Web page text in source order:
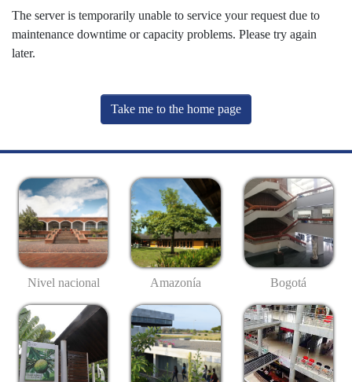
The server is temporarily unable to service your request due to
maintenance downtime or capacity problems. Please try again
later.
Take me to the home page
Nivel nacional Amazonía Bogotá